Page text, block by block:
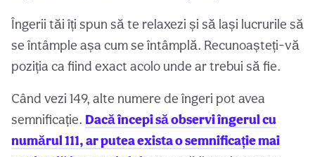
Îngerii tăi îți spun să te relaxezi și să lași lucrurile să
se întâmple așa cum se întâmplă. Recunoașteți-vă
poziția ca fiind exact acolo unde ar trebui să fie.
Când vezi 149, alte numere de îngeri pot avea
semnificație. Dacă începi să observi îngerul cu
numărul 111, ar putea exista o semnificație mai